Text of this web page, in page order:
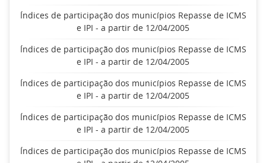
Índices de participação dos municípios Repasse de ICMS
e IPI - a partir de 12/04/2005
Índices de participação dos municípios Repasse de ICMS
e IPI - a partir de 12/04/2005
Índices de participação dos municípios Repasse de ICMS
e IPI - a partir de 12/04/2005
Índices de participação dos municípios Repasse de ICMS
e IPI - a partir de 12/04/2005
Índices de participação dos municípios Repasse de ICMS